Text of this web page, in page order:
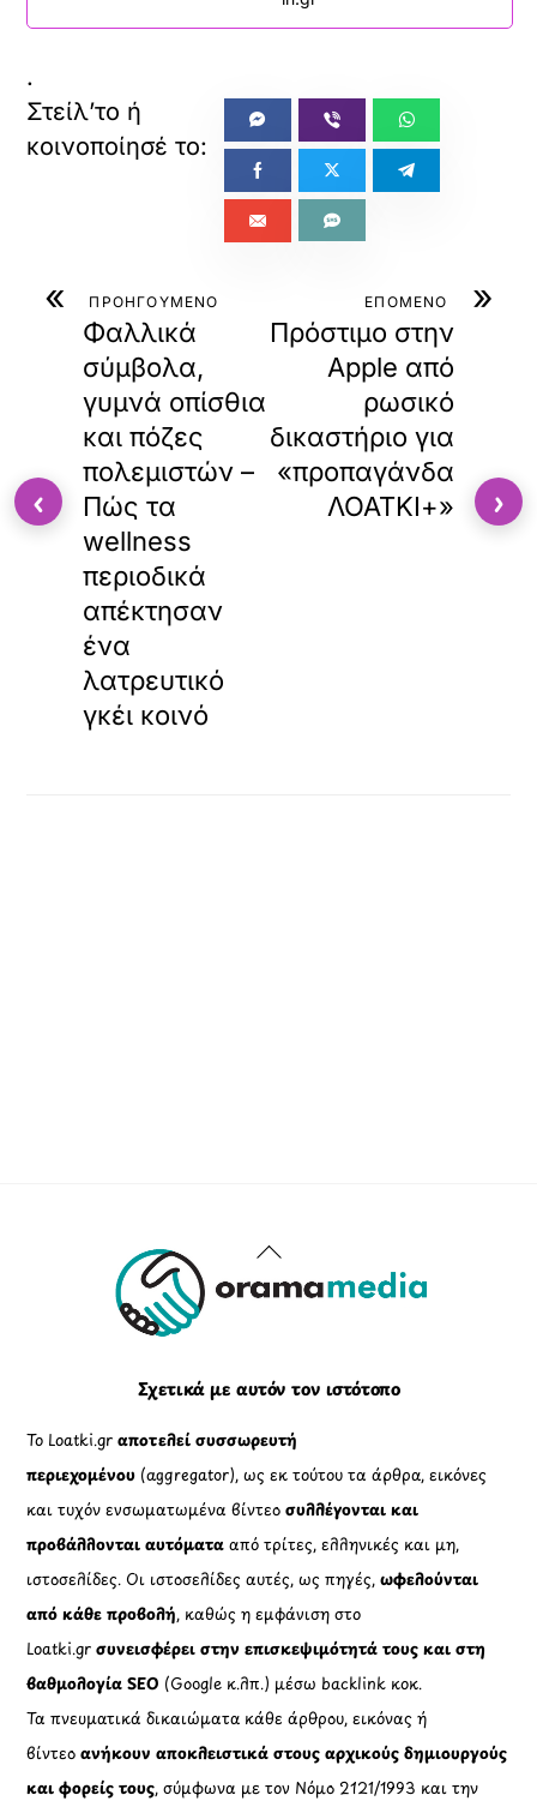
.
« ΠΡΟΗΓΟΥΜΕΝΟ
Φαλλικά
σύμβολα,
γυμνά οπίσθια
και πόζες
πολεμιστών –
Πώς τα
wellness
περιοδικά
απέκτησαν
ένα
λατρευτικό
γκέι κοινό
»
ΕΠΟΜΕΝΟ
Πρόστιμο στην
Apple από
ρωσικό
δικαστήριο για
«προπαγάνδα
ΛΟΑΤΚΙ+»
Back
To
Σχετικά με αυτόν τον ιστότοπο
Το Loatki.grαποτελεί συσσωρευτή
περιεχομένου (aggregator), ως εκ τούτου τα άρθρα, εικόνες
και τυχόν ενσωματωμένα βίντεοσυλλέγονται και
προβάλλονται αυτόματααπό τρίτες, ελληνικές και μη,
ιστοσελίδες. Οι ιστοσελίδες αυτές, ως πηγές,ωφελούνται
από κάθε προβολή, καθώς η εμφάνιση στο
Loatki.gr συνεισφέρει στην επισκεψιμότητά τους και στη
βαθμολογία SEO (Google κ.λπ.) μέσω backlink κοκ.
Τα πνευματικά δικαιώματα κάθε άρθρου, εικόνας ή
βίντεοανήκουν αποκλειστικά στους αρχικούς δημιουργούς
και φορείς τους, σύμφωνα με τον Νόμο 2121/1993 και την
‹ ›